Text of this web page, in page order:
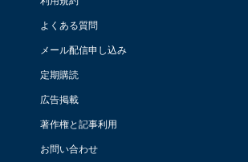
よくある質問
メール配信申し込み
定期購読
広告掲載
著作権と記事利用
お問い合わせ